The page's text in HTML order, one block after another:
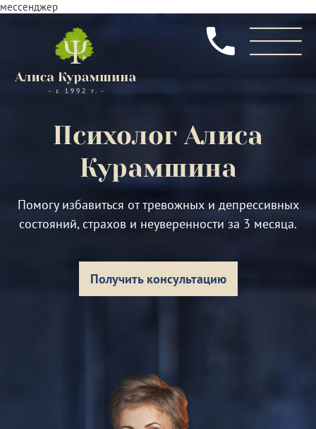
мессенджер
ПсихологАлиса
Курамшина
Помогу избавиться от тревожных и депрессивных
состояний, страхов и неуверенности за 3 месяца.
Получить консультацию